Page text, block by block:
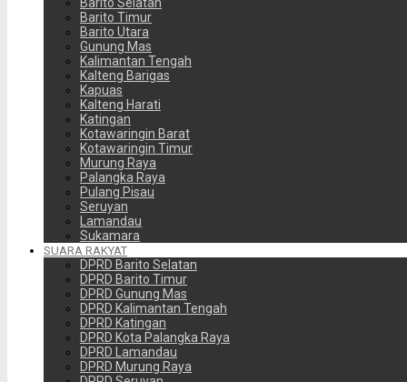
Barito Timur
Barito Utara
Gunung Mas
Kalimantan Tengah
Kalteng Barigas
Kapuas
Kalteng Harati
Katingan
Kotawaringin Barat
Kotawaringin Timur
Murung Raya
Palangka Raya
Pulang Pisau
Seruyan
Lamandau
Sukamara
SUARA RAKYAT
DPRD Barito Selatan
DPRD Barito Timur
DPRD Gunung Mas
DPRD Kalimantan Tengah
DPRD Katingan
DPRD Kota Palangka Raya
DPRD Lamandau
DPRD Murung Raya